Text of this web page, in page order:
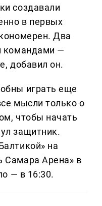
создавали
в первых
Два
командами —
добавил он.
играть еще
мысли только о
чтобы начать
защитник.
на
Самара Арена» в
— в 16:30.